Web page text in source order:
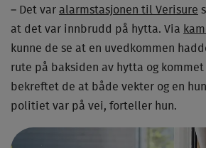
– Det var alarmstasjonen til Verisure
at det var innbrudd på hytta. Via
kunne de se at en uvedkommen
rute på baksiden av hytta og
bekreftet de at både vekter og en
politiet var på vei, forteller hun.